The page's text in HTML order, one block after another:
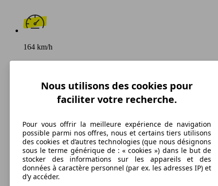
164 km/h
Vitesse maximale
Carburant
137 g/km
Nous utilisons des cookies pour
faciliter votre recherche.
Pour vous offrir la meilleure expérience de navigation
possible parmi nos offres, nous et certains tiers utilisons
des cookies et d’autres technologies (que nous désignons
sous le terme générique de : « cookies ») dans le but de
stocker des informations sur les appareils et des
données à caractère personnel (par ex. les adresses IP) et
d’y accéder.